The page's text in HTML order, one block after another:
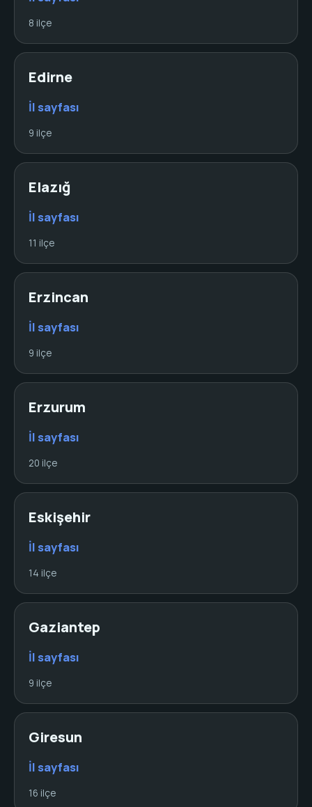
8 ilçe
Edirne
İl sayfası
9 ilçe
Elazığ
İl sayfası
11 ilçe
Erzincan
İl sayfası
9 ilçe
Erzurum
İl sayfası
20 ilçe
Eskişehir
İl sayfası
14 ilçe
Gaziantep
İl sayfası
9 ilçe
Giresun
İl sayfası
16 ilçe